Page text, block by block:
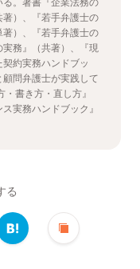
）、『若手弁護士の
）、『若手弁護士の
務』（共著）、『現
約実務ハンドブッ
問弁護士が実践して
書き方・直し方』
実務ハンドブック』
る